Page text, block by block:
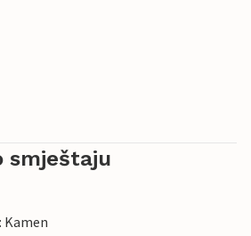
smještaju
Kamen